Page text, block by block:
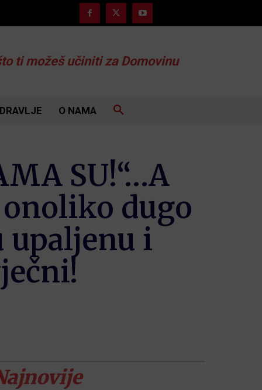
ti možeš učiniti za Domovinu
O NAMA
SU!“…A
dugo
upaljenu i